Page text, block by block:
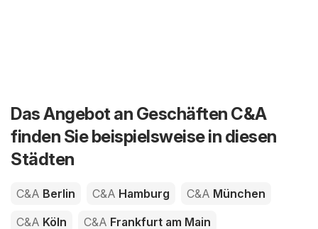
Das Angebot an Geschäften C&A
finden Sie beispielsweise in diesen
Städten
C&A Berlin C&A Hamburg C&A München
C&A Köln C&A Frankfurt am Main